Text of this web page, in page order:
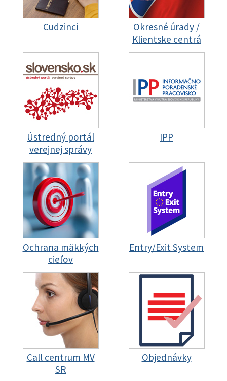
Cudzinci
Okresné úrady /
Klientske centrá
Ústredný portál
verejnej správy
IPP
Ochrana mäkkých
cieľov
Entry/Exit System
Call centrum MV
SR
Objednávky